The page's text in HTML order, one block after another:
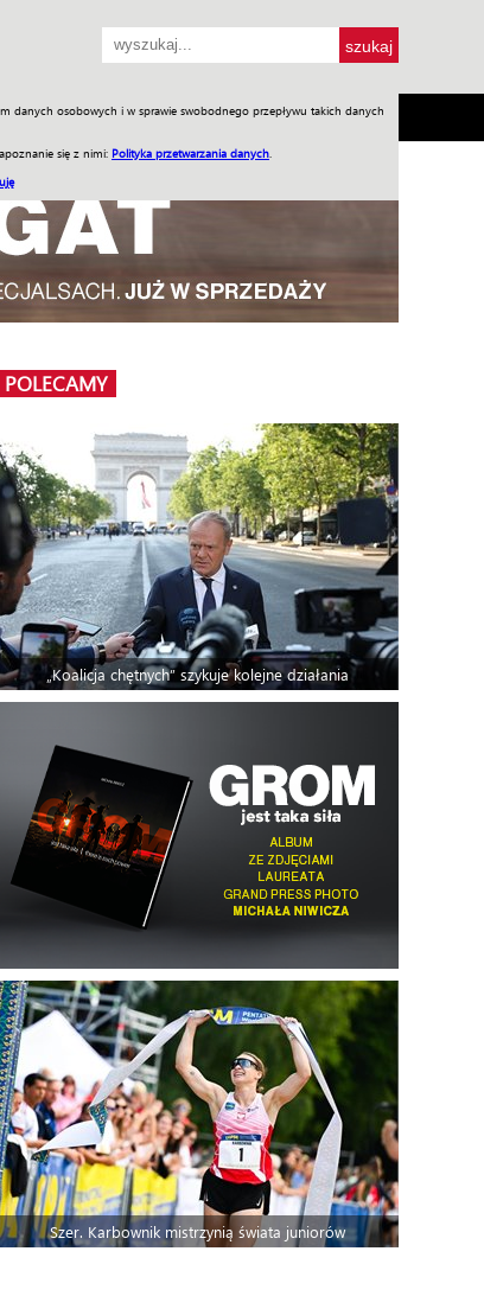
danych osobowych i w sprawie swobodnego przepływu takich danych
się z nimi: Polityka przetwarzania danych
Jednodniówki Praca w WIW
POLECAMY
„Koalicja chętnych” szykuje kolejne działania
Szer. Karbownik mistrzynią świata juniorów